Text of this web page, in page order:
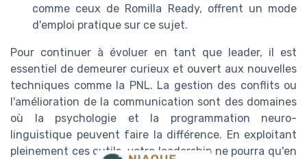
comme ceux de Romilla Ready, offrent un mode
d'emploi pratique sur ce sujet.
Pour continuer à évoluer en tant que leader, il est
essentiel de demeurer curieux et ouvert aux nouvelles
techniques comme la PNL. La gestion des conflits ou
l'amélioration de la communication sont des domaines
où la psychologie et la programmation neuro-
linguistique peuvent faire la différence. En exploitant
pleinement ces outils, votre leadership ne pourra qu'en